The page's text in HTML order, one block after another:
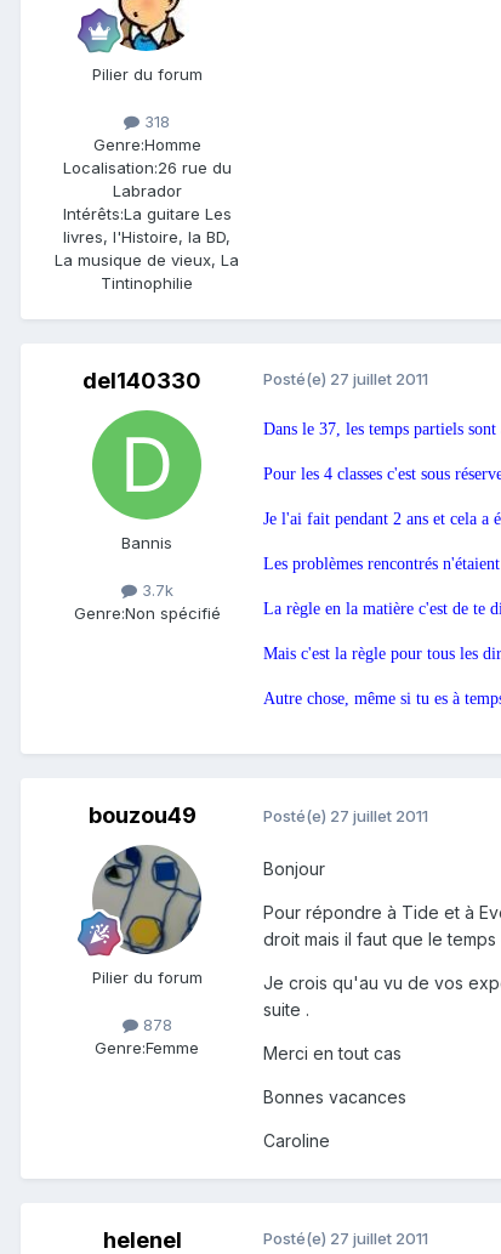
Pilier du forum
318
Genre:Homme
Localisation:26 rue du
Labrador
Intérêts:La guitare Les
livres, l'Histoire, la BD,
La musique de vieux, La
Tintinophilie
del140330
Bannis
3.7k
Genre:Non spécifié
Posté(e) 27 juillet 2011
Dans le 37, les temps partiels sont
Pour les 4 classes c'est sous
Je l'ai fait pendant 2 ans et cela a
Les problèmes rencontrés
La règle en la matière c'est de te
Mais c'est la règle pour tous les
Autre chose, même si tu es à
bouzou49
Pilier du forum
878
Genre:Femme
Posté(e) 27 juillet 2011
Bonjour
Pour répondre à Tide et à
droit mais il faut que le
Je crois qu'au vu de vos
suite .
Merci en tout cas
Bonnes vacances
Caroline
helenel Posté(e) 27 juillet 2011